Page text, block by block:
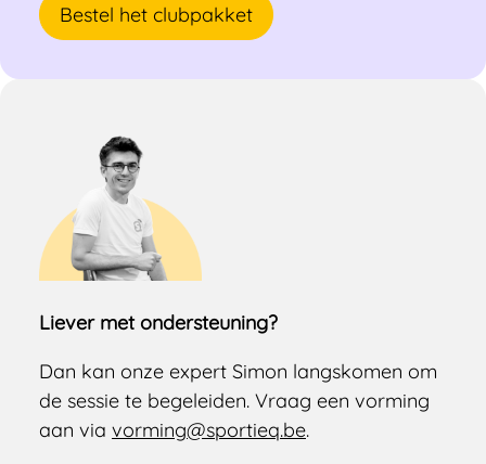
Bestel het clubpakket
Liever met ondersteuning?
Dan kan onze expert Simon langskomen om
de sessie te begeleiden. Vraag een vorming
aan via vorming@sportieq.be.